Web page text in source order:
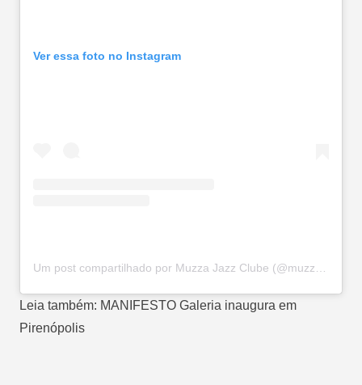
Ver essa foto no Instagram
Leia também: MANIFESTO Galeria inaugura em
Pirenópolis